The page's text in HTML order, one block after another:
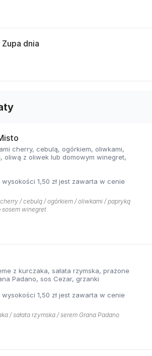
dnia
cherry, cebulą, ogórkiem, oliwkami,
oliwą z oliwek lub domowym winegret,
1,50 zł jest zawarta w cenie
/ cebulą / ogórkiem / oliwkami / papryką
winegret
z kurczaka, sałata rzymska, prażone
Padano, sos Cezar, grzanki
1,50 zł jest zawarta w cenie
/ sałata rzymska / serem Grana Padano